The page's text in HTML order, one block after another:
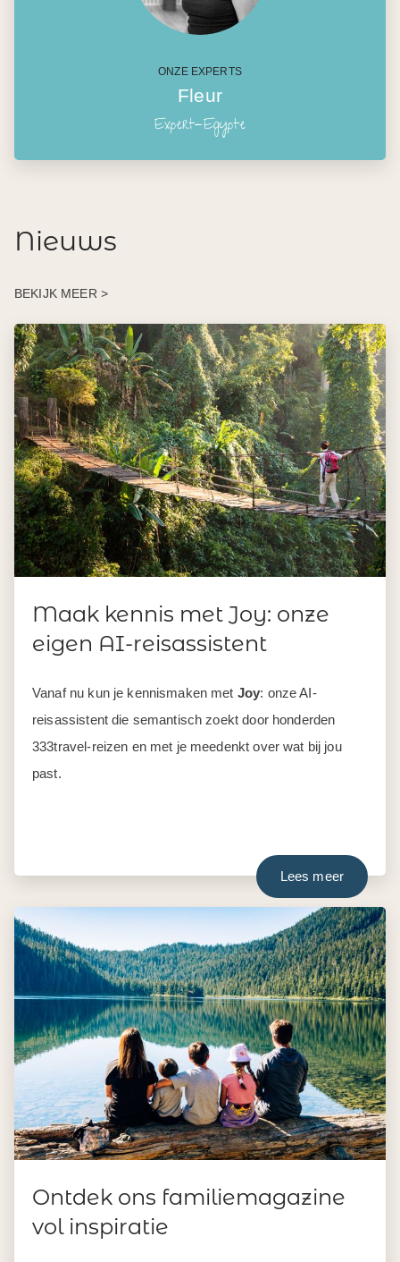
ONZE EXPERTS
Fleur
Expert-Egypte
Nieuws
BEKIJK MEER >
Maak kennis met Joy: onze
eigen AI-reisassistent
Vanaf nu kun je kennismaken met Joy: onze AI-
reisassistent die semantisch zoekt door honderden
333travel-reizen en met je meedenkt over wat bij jou
past.
Lees meer
Ontdek ons familiemagazine
vol inspiratie